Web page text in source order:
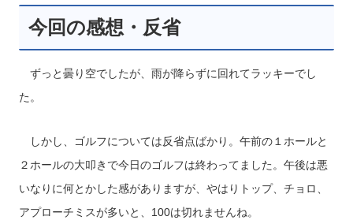
今回の感想・反省
ずっと曇り空でしたが、雨が降らずに回れてラッキーでし
た。
しかし、ゴルフについては反省点ばかり。午前の１ホールと
２ホールの大叩きで今日のゴルフは終わってました。午後は悪
いなりに何とかした感がありますが、やはりトップ、チョロ、
アプローチミスが多いと、100は切れませんね。